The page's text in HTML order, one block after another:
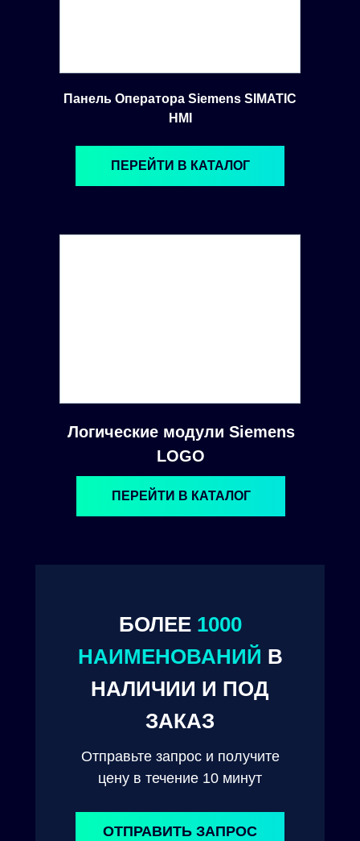
ОТПРАВИТЬ ЗАПРОС
БОЛЕЕ 1000
НАИМЕНОВАНИЙ В
НАЛИЧИИ И ПОД
ЗАКАЗ
Отправьте запрос и получите
цену в течение 10 минут
Панель Оператора Siemens SIMATIC
HMI
Логические модули Siemens
LOGO
ПЕРЕЙТИ В КАТАЛОГ
ПЕРЕЙТИ В КАТАЛОГ